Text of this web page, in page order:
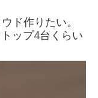
ド作りたい。
ップ4台くらい